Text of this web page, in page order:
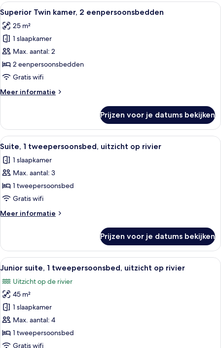
tweepersoonsbed
Alle
foto's
voor
Superior
Twin
kamer,
2
laden
Superior Twin kamer, 2
8
Superior Twin kamer, 2 eenpersoonsbedden
25 m²
1 slaapkamer
Max. aantal: 2
2 eenpersoonsbedden
Gratis wifi
Meer informatie
Meer
Twin
kamer,
2
eenpersoonsbedden
Prijzen voor je datums bekijken
Alle
foto's
voor
Suite,
1
tweepersoonsbed,
uitzicht
op
laden
Een moderne hotelkamer met een
9
Suite, 1 tweepersoonsbed, uitzicht op rivier
1 slaapkamer
Max. aantal: 3
1 tweepersoonsbed
Gratis wifi
Meer informatie
Meer
1
tweepersoonsbed,
uitzicht
rivier
Prijzen voor je datums bekijken
Alle
foto's
voor
Junior
suite,
1
tweepersoonsbed,
uitzicht
Een hotelkamer met een groot bed,
6
Junior suite, 1 tweepersoonsbed, uitzicht op rivier
Uitzicht op de rivier
45 m²
1 slaapkamer
Max. aantal: 4
1 tweepersoonsbed
Gratis wifi